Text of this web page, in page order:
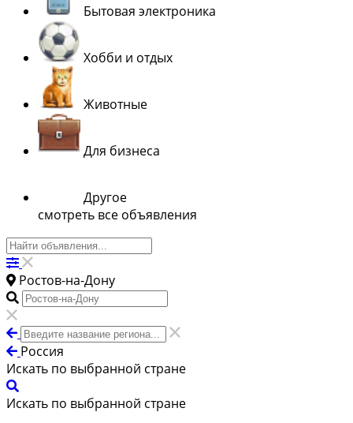
Бытовая электроника
Хобби и отдых
Животные
Для бизнеса
Другое
смотреть все объявления
Ростов-на-Дону
Россия
Искать по выбранной стране
Искать по выбранной стране